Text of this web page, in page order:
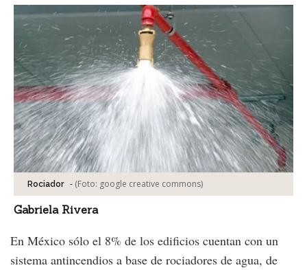
Rociador - (Foto: google creative commons)
Gabriela Rivera
En México sólo el 8% de los edificios cuentan con un
sistema antincendios a base de rociadores de agua, de